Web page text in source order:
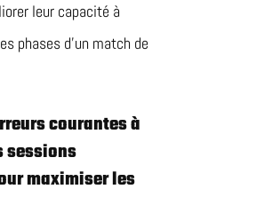
leur capacité à
phases d’un match de
courantes à
sessions
maximiser les